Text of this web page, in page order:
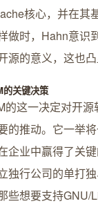
核心，并在其
做时，Hahn意识
源的意义，这也
的关键决策
的这一决定对开
的推动。它一举
企业中赢得了关
独行公司的单打
些想要支持GNU/